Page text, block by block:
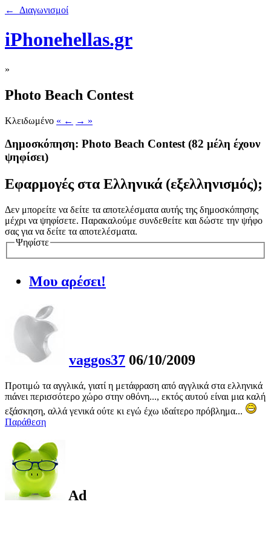
← Διαγωνισμοί
iPhonehellas.gr
»
Photo Beach Contest
Κλειδωμένο « ← → »
Δημοσκόπηση: Photo Beach Contest(82 μέλη έχουν
ψηφίσει)
Εφαρμογές στα Ελληνικά (εξελληνισμός);
Δεν μπορείτε να δείτε τα αποτελέσματα αυτής της δημοσκόπησης
μέχρι να ψηφίσετε. Παρακαλούμε συνδεθείτε και δώστε την ψήφο
σας για να δείτε τα αποτελέσματα.
Ψηφίστε
Μου αρέσει!
vaggos37 06/10/2009
Προτιμώ τα αγγλικά, γιατί η μετάφραση από αγγλικά στα ελληνικά
πιάνει περισσότερο χώρο στην οθόνη..., εκτός αυτού είναι μια καλή
εξάσκηση, αλλά γενικά ούτε κι εγώ έχω ιδαίτερο πρόβλημα...
Παράθεση
Ad